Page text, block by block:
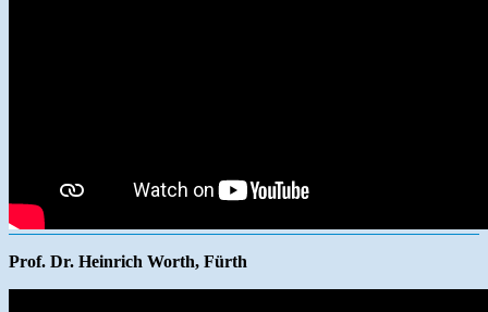
Prof. Dr. Heinrich Worth, Fürth